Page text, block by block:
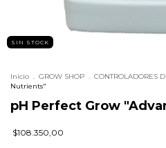
SIN STOCK
Inicio . GROW SHOP . CONTROLADORES
Nutrients"
pH Perfect Grow
$108.350,00